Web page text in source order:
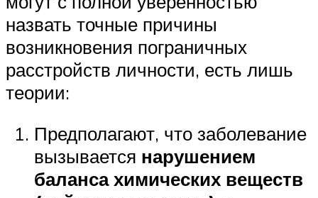
назвать точные причины
возникновения пограничных
расстройств личности, есть лишь
теории:
Предполагают, что заболевание
вызывается нарушением
баланса химических веществ